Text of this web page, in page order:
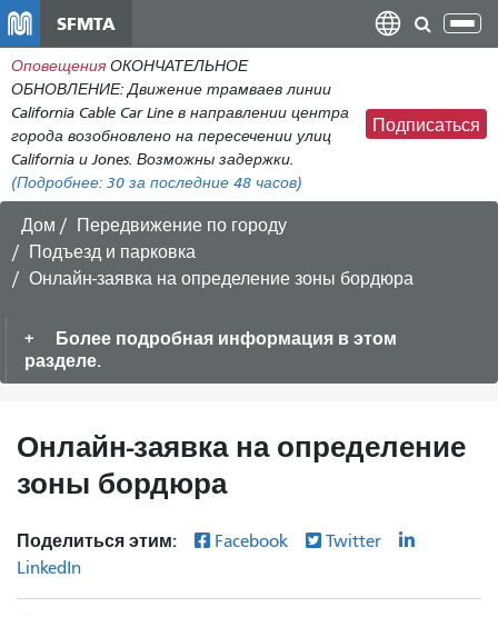
содержанию
SFMTA
Оповещения ОКОНЧАТЕЛЬНОЕ
ОБНОВЛЕНИЕ: Движение трамваев линии
California Cable Car Line в направлении центра
города возобновлено на пересечении улиц
California и Jones. Возможны задержки.
(Подробнее: 30 за последние 48 часов)
Подписаться
Дом
Передвижение по городу
Подъезд и парковка
Онлайн-заявка на определение зоны бордюра
Более подробная информация в этом
разделе.
Онлайн-заявка на определение
зоны бордюра
Поделиться этим: Facebook
Twitter
LinkedIn